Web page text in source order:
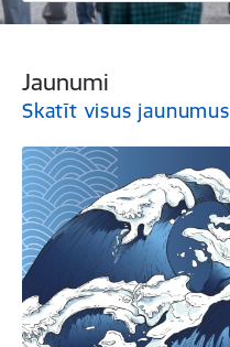
Jaunumi
Skatīt visus jaunumus